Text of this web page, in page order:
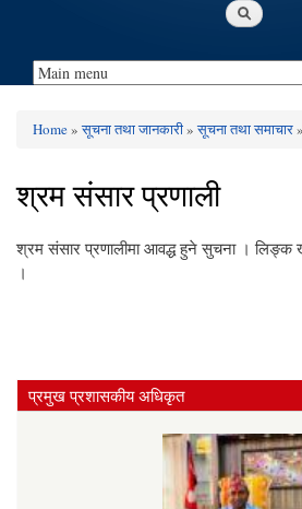
You are here
Home»सूचना तथा जानकारी»सूचना तथा समाचार
श्रम संसार प्रणाली
श्रम संसार प्रणालीमा आवद्ध हुने सुचना । लिङ्क
।
प्रमुख प्रशासकीय अधिकृत